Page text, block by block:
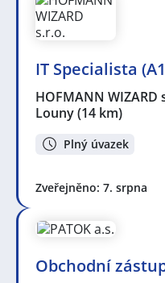
IT Specialista
HOFMANN WIZARD
Louny(14 km)
Plný úvazek
Zveřejněno: 7. srpna
Obchodní